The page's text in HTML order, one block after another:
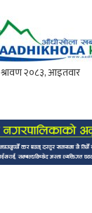
पत्रिका